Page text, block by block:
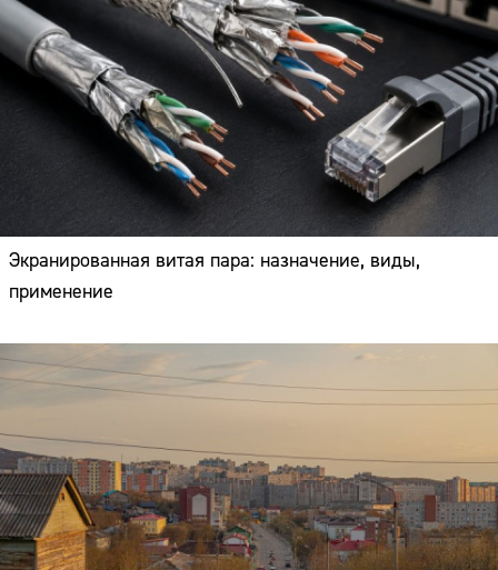
Экранированная витая пара: назначение, виды,
применение